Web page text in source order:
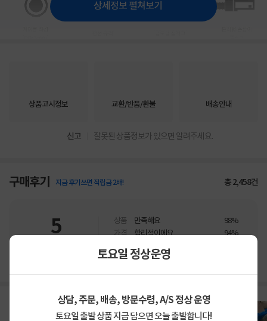
토요일 정상운영
상담, 주문, 배송, 방문수령, A/S 정상 운영
토요일 출발 상품 지금 담으면 오늘 출발합니다!
상세정보 펼쳐보기
상품고시정보 교환/반품/환불 배송안내
신고 잘못된 상품정보가 있으면 알려주세요.
구매후기 지금 후기쓰면 적립금 2배! 총2,458건
5 상품 만족해요
98%
가격
합리적이에요
94%
배송
빨라요